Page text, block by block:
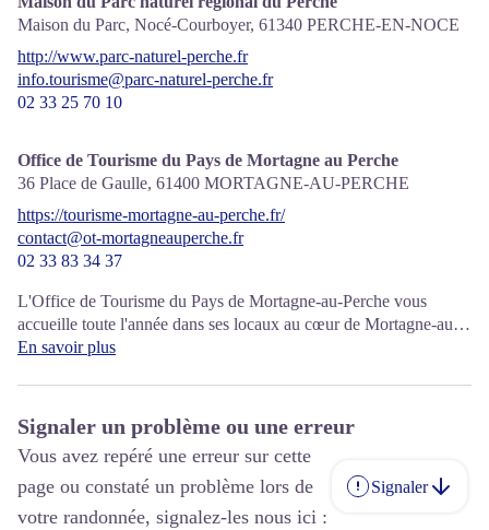
Maison du Parc, Nocé-Courboyer, 61340 PERCHE-EN-NOCE
http://www.parc-naturel-perche.fr
info.tourisme@parc-naturel-perche.fr
02 33 25 70 10
Office de Tourisme du Pays de Mortagne au Perche
36 Place de Gaulle, 61400 MORTAGNE-AU-PERCHE
https://tourisme-mortagne-au-perche.fr/
contact@ot-mortagneauperche.fr
02 33 83 34 37
L'Office de Tourisme du Pays de Mortagne-au-Perche vous
accueille toute l'année dans ses locaux au cœur de Mortagne-au-
Perche.
En savoir plus
Signaler un problème ou une erreur
Vous avez repéré une erreur sur cette
page ou constaté un problème lors de
votre randonnée, signalez-les nous ici :
Signaler